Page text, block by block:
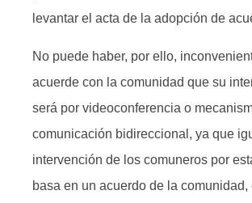
levantar el acta de la adopción de
No puede haber, por ello,
acuerde con la comunidad que su
será por videoconferencia o
comunicación bidireccional, ya que
intervención de los comuneros por
basa en un acuerdo de la comunidad,